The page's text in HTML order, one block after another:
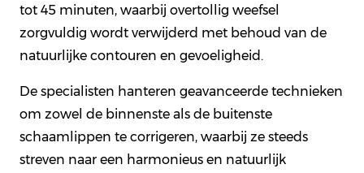
tot 45 minuten, waarbij overtollig weefsel
zorgvuldig wordt verwijderd met behoud van de
natuurlijke contouren en gevoeligheid.
De specialisten hanteren geavanceerde technieken
om zowel de binnenste als de buitenste
schaamlippen te corrigeren, waarbij ze steeds
streven naar een harmonieus en natuurlijk